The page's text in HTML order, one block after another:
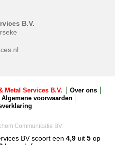
B.V.
Metal Services B.V.
Over ons
Algemene voorwaarden
Communicatie BV
BVscoort een 4,9 uit 5 op